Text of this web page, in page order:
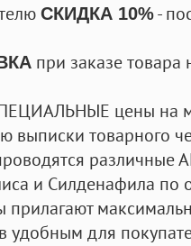
СКИДКА 10%-
при заказе
цены на
выписки товарного
и Силденафила по
удобным для